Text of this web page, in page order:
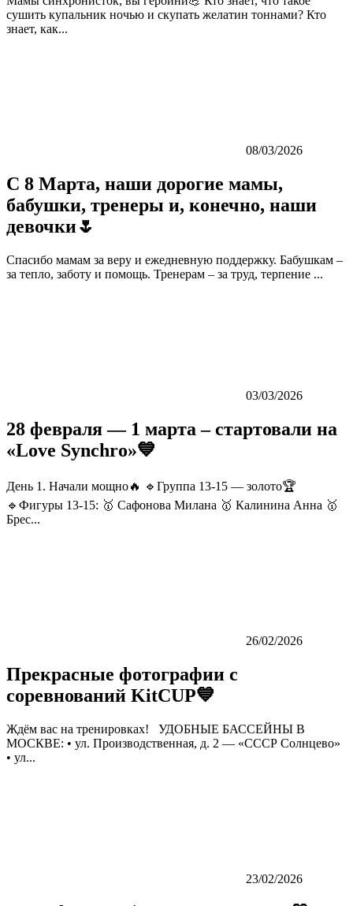
сушить купальник ночью и скупать желатин тоннами? Кто
знает, как...
08/03/2026
С 8 Марта, наши дорогие мамы,
бабушки, тренеры и, конечно, наши
девочки🌷
Спасибо мамам за веру и ежедневную поддержку. Бабушкам –
за тепло, заботу и помощь. Тренерам – за труд, терпение ...
03/03/2026
28 февраля — 1 марта – стартовали на
«Love Synchro»💙
День 1. Начали мощно🔥 🔹Группа 13-15 — золото🏆
🔹Фигуры 13-15: 🥇 Сафонова Милана 🥇 Калинина Анна 🥇
Брес...
26/02/2026
Прекрасные фотографии с
соревнований KitCUP💙
Ждём вас на тренировках! УДОБНЫЕ БАССЕЙНЫ В
МОСКВЕ: • ул. Производственная, д. 2 — «СССР Солнцево»
• ул...
23/02/2026